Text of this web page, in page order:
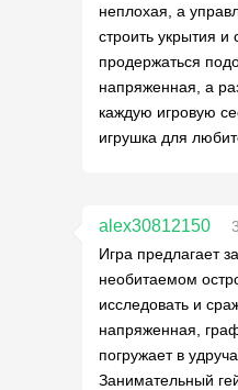
неплохая, а
строить укрытия и
продержаться
напряженная, а
каждую игровую
игрушка для
alex30812150
Игра предлагает
необитаемом
исследовать и
напряженная,
погружает в
Занимательный